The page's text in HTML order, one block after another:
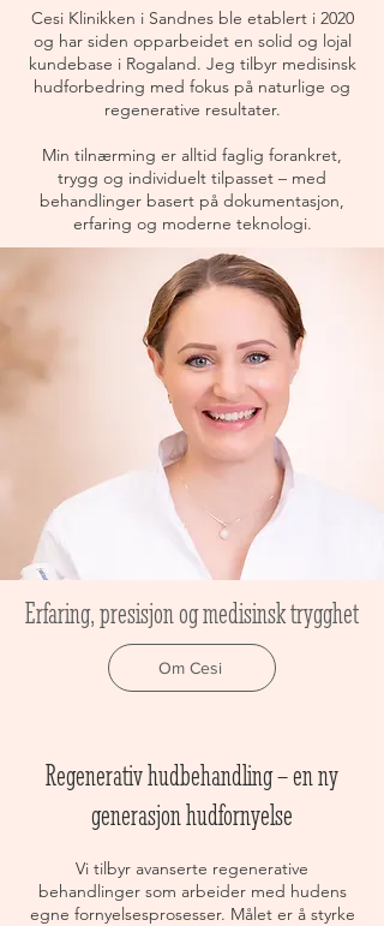
Cesi Klinikken i Sandnes ble etablert i 2020
og har siden opparbeidet en solid og lojal
kundebase i Rogaland. Jeg tilbyr medisinsk
hudforbedring med fokus på naturlige og
regenerative resultater.
Min tilnærming er alltid faglig forankret,
trygg og individuelt tilpasset – med
behandlinger basert på dokumentasjon,
erfaring og moderne teknologi.
Erfaring, presisjon og medisinsk trygghet
Om Cesi
Regenerativ hudbehandling – en ny
generasjon hudfornyelse
Vi tilbyr avanserte regenerative
behandlinger som arbeider med hudens
egne fornyelsesprosesser. Målet er å styrke